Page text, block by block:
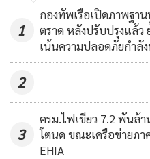
นายสนธยา ยังเผยถึงการจัดง
ประชาชนและนักท่องเที่ยวเดิ
ซึ่งเมืองพัทยา ได้เสริมมาตรก
อุณหภูมิร่างกายของผู้ที่จะเข้า
รวมทั้งการจัดวางเจลจ้างมือ
ต้องสวมหน้ากากอนามัย หน้า
779
1
กองทัพเรือเปิดภาพฐา
ตราด หลังปรับปรุงแล้ว
เน้นความปลอดภัยกำลั
2
3
ครม.ไฟเขียว 7.2 พันล้า
โตนด ขณะเครือข่ายภ
EHIA